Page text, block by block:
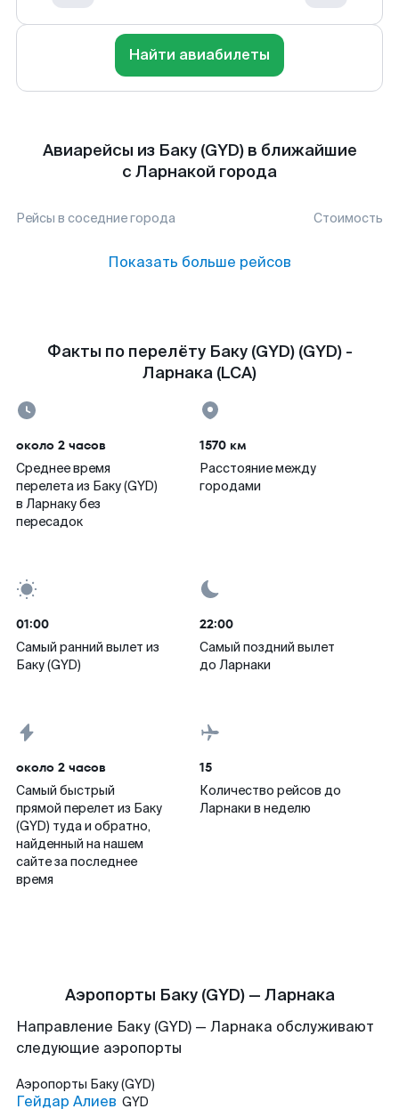
Найти авиабилеты
Авиарейсы из Баку (GYD) в ближайшие
с Ларнакой города
Рейсы в соседние города Стоимость
Показать больше рейсов
Факты по перелёту Баку (GYD) (GYD) -
Ларнака (LCA)
около 2 часов
Среднее время
перелета из Баку (GYD)
в Ларнаку без
пересадок
1570 км
Расстояние между
городами
01:00
Самый ранний вылет из
Баку (GYD)
22:00
Самый поздний вылет
до Ларнаки
около 2 часов
Самый быстрый
прямой перелет из Баку
(GYD) туда и обратно,
найденный на нашем
сайте за последнее
время
15
Количество рейсов до
Ларнаки в неделю
Аэропорты Баку (GYD) — Ларнака
Направление Баку (GYD) — Ларнака обслуживают
следующие аэропорты
Аэропорты Баку (GYD)
Гейдар Алиев GYD